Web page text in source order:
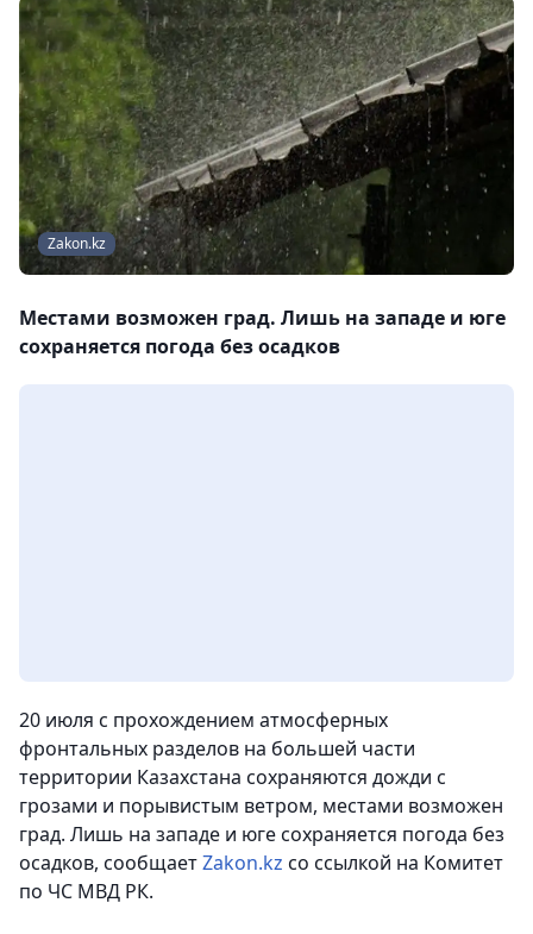
Zakon.kz
Местами возможен град. Лишь на западе и юге
сохраняется погода без осадков
20 июля с прохождением атмосферных
фронтальных разделов на большей части
территории Казахстана сохраняются дожди с
грозами и порывистым ветром, местами возможен
град. Лишь на западе и юге сохраняется погода без
осадков, сообщаетZakon.kz со ссылкой на Комитет
по ЧС МВД РК.